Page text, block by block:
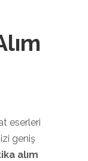
eserleri
geniş
alım